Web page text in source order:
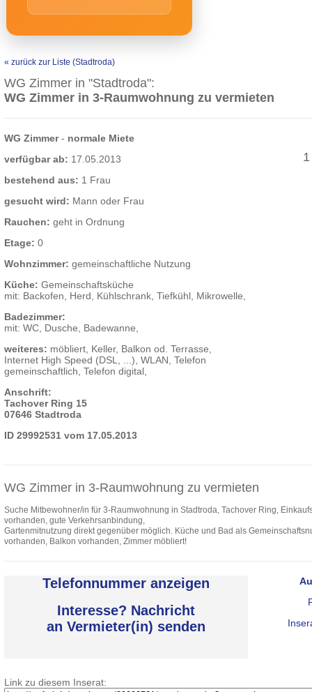
« zurück zur Liste (Stadtroda)
WG Zimmer in "Stadtroda":
WG Zimmer in 3-Raumwohnung zu vermieten
WG Zimmer- normale Miete
verfügbar ab: 17.05.2013
bestehend aus: 1 Frau
gesucht wird: Mann oder Frau
Rauchen: geht in Ordnung
Etage: 0
Wohnzimmer: gemeinschaftliche Nutzung
Küche: Gemeinschaftsküche
mit: Backofen, Herd, Kühlschrank, Tiefkühl, Mikrowelle,
Badezimmer:
mit: WC, Dusche, Badewanne,
weiteres: möbliert, Keller, Balkon od. Terrasse,
Internet High Speed (DSL, ...), WLAN, Telefon
gemeinschaftlich, Telefon digital,
Anschrift:
Tachover Ring 15
07646 Stadtroda
ID 29992531 vom 17.05.2013
WG Zimmer in 3-Raumwohnung zu vermieten
Suche Mitbewohner/in für 3-Raumwohnung in Stadtroda, Tachover Ring,
vorhanden, gute Verkehrsanbindung,
Gartenmitnutzung direkt gegenüber möglich. Küche und Bad als
vorhanden, Balkon vorhanden, Zimmer möbliert!
Telefonnummer anzeigen
Interesse? Nachricht
an Vermieter(in) senden
Link zu diesem Inserat: